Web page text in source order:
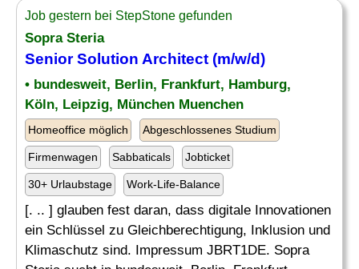
Job gestern bei StepStone gefunden
Sopra Steria
SeniorSolution Architect (m/w/d)
• bundesweit, Berlin, Frankfurt, Hamburg,
Köln, Leipzig, München Muenchen
Homeoffice möglich Abgeschlossenes Studium
Firmenwagen Sabbaticals Jobticket
30+ Urlaubstage Work-Life-Balance
[. .. ] glauben fest daran, dass digitale Innovationen
ein Schlüssel zu Gleichberechtigung, Inklusion und
Klimaschutz sind. Impressum JBRT1DE. Sopra